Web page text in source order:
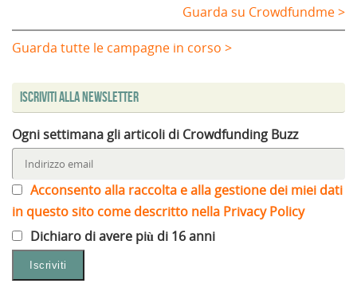
Guarda su Crowdfundme >
Guarda tutte le campagne in corso >
Iscriviti alla Newsletter
Ogni settimana gli articoli di Crowdfunding Buzz
Acconsento alla raccolta e alla gestione dei miei dati
in questo sito come descritto nella Privacy Policy
Dichiaro di avere più di 16 anni